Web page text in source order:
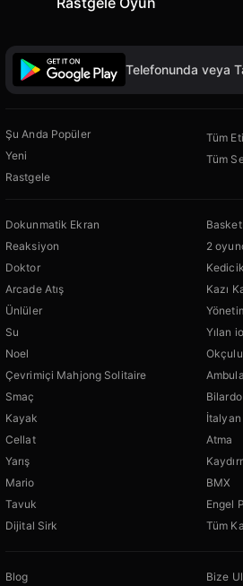
Telefonunda veya
Şu Anda Popüler
Yeni
Rastgele
Tüm
Tüm
Dokunmatik Ekran
Reaksiyon
Doktor
Arcade Atış
Ünlüler
Su
Noel
Çevrimiçi Mahjong Solitaire
Smaç
Kayak
Cellat
Yarış
Mario
Tavuk
Dijital Sirk
2
Kedicik
Kazı
Yılan io
Bilardo
İtalyan
Atma
BMX
Engel
Tüm
Blog Bize